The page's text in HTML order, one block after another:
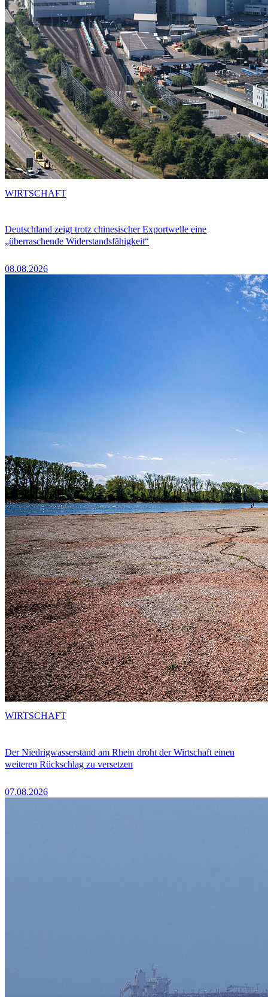
Deutschland zeigt trotz chinesischer Exportwelle eine
„überraschende Widerstandsfähigkeit“
08.08.2026
WIRTSCHAFT
Der Niedrigwasserstand am Rhein droht der Wirtschaft einen
weiteren Rückschlag zu versetzen
07.08.2026
WIRTSCHAFT